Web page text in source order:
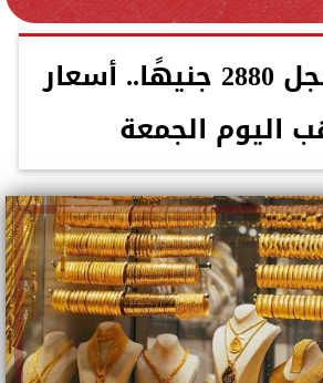
عيار 21 يسجل 2880 جنيهًا.. أسعار
اليوم الجمعة